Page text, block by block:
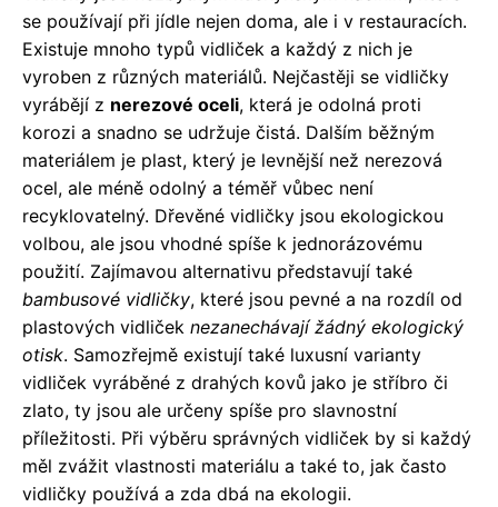
se používají při jídle nejen doma, ale i v restauracích.
Existuje mnoho typů vidliček a každý z nich je
vyroben z různých materiálů. Nejčastěji se vidličky
vyrábějí z nerezové oceli, která je odolná proti
korozi a snadno se udržuje čistá. Dalším běžným
materiálem je plast, který je levnější než nerezová
ocel, ale méně odolný a téměř vůbec není
recyklovatelný. Dřevěné vidličky jsou ekologickou
volbou, ale jsou vhodné spíše k jednorázovému
použití. Zajímavou alternativu představují také
bambusové vidličky, které jsou pevné a na rozdíl od
plastových vidliček nezanechávají žádný ekologický
otisk. Samozřejmě existují také luxusní varianty
vidliček vyráběné z drahých kovů jako je stříbro či
zlato, ty jsou ale určeny spíše pro slavnostní
příležitosti. Při výběru správných vidliček by si každý
měl zvážit vlastnosti materiálu a také to, jak často
vidličky používá a zda dbá na ekologii.